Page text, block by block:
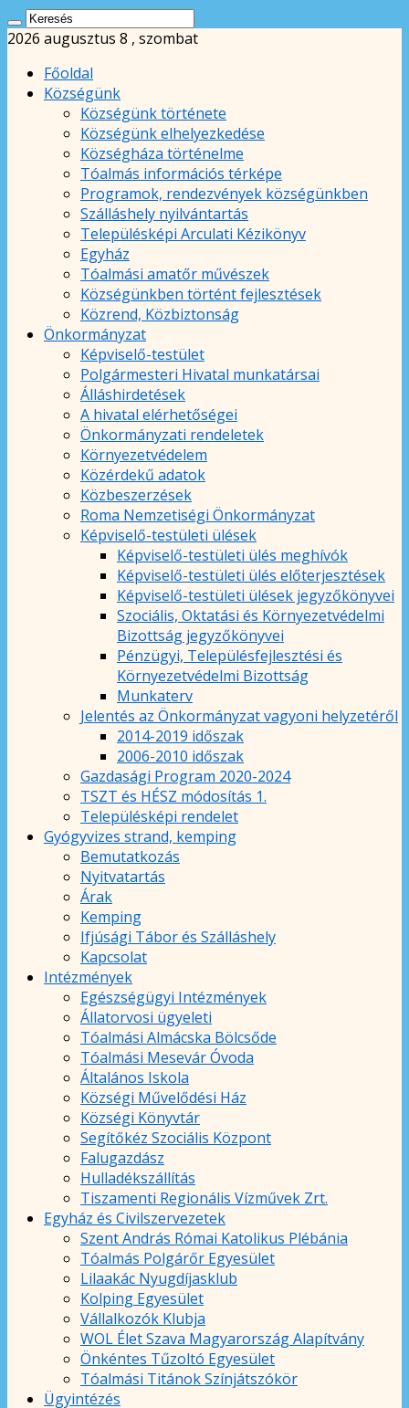
2026 augusztus 8 , szombat
Főoldal
Községünk
Községünk története
Községünk elhelyezkedése
Községháza történelme
Tóalmás információs térképe
Programok, rendezvények községünkben
Szálláshely nyilvántartás
Településképi Arculati Kézikönyv
Egyház
Tóalmási amatőr művészek
Községünkben történt fejlesztések
Közrend, Közbiztonság
Önkormányzat
Képviselő-testület
Polgármesteri Hivatal munkatársai
Álláshirdetések
A hivatal elérhetőségei
Önkormányzati rendeletek
Környezetvédelem
Közérdekű adatok
Közbeszerzések
Roma Nemzetiségi Önkormányzat
Képviselő-testületi ülések
Képviselő-testületi ülés meghívók
Képviselő-testületi ülés előterjesztések
Képviselő-testületi ülések jegyzőkönyvei
Szociális, Oktatási és Környezetvédelmi
Bizottság jegyzőkönyvei
Pénzügyi, Településfejlesztési és
Környezetvédelmi Bizottság
Munkaterv
Jelentés az Önkormányzat vagyoni helyzetéről
2014-2019 időszak
2006-2010 időszak
Gazdasági Program 2020-2024
TSZT és HÉSZ módosítás 1.
Településképi rendelet
Gyógyvizes strand, kemping
Bemutatkozás
Nyitvatartás
Árak
Kemping
Ifjúsági Tábor és Szálláshely
Kapcsolat
Intézmények
Egészségügyi Intézmények
Állatorvosi ügyeleti
Tóalmási Almácska Bölcsőde
Tóalmási Mesevár Óvoda
Általános Iskola
Községi Művelődési Ház
Községi Könyvtár
Segítőkéz Szociális Központ
Falugazdász
Hulladékszállítás
Tiszamenti Regionális Vízművek Zrt.
Egyház és Civilszervezetek
Szent András Római Katolikus Plébánia
Tóalmás Polgárőr Egyesület
Lilaakác Nyugdíjasklub
Kolping Egyesület
Vállalkozók Klubja
WOL Élet Szava Magyarország Alapítvány
Önkéntes Tűzoltó Egyesület
Tóalmási Titánok Színjátszókör
Ügyintézés